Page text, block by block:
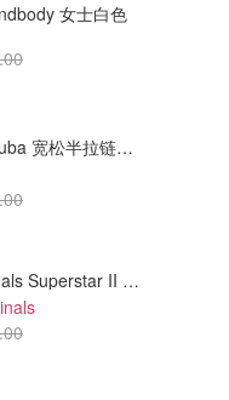
女士白色
lululemon Scuba 宽松半拉链卫衣
adidas Originals Superstar II 女款串珠休闲鞋 黑色